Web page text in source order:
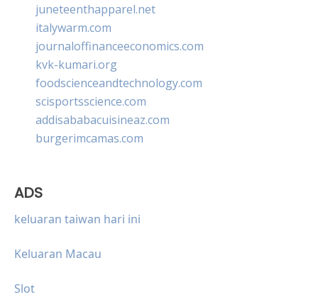
juneteenthapparel.net
italywarm.com
journaloffinanceeconomics.com
kvk-kumari.org
foodscienceandtechnology.com
scisportsscience.com
addisababacuisineaz.com
burgerimcamas.com
ADS
keluaran taiwan hari ini
Keluaran Macau
Slot